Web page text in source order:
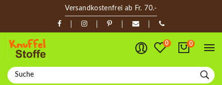
Versandkostenfrei ab Fr. 70.-
0 0